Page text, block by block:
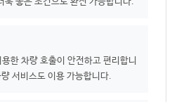
한 차량 호출이 안전하고 편리합니
서비스도 이용 가능합니다.